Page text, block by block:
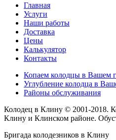
Главная
Услуги
Наши работы
Доставка
Цены
Калькулятор
Контакты
Копаем колодцы в Вашем
Углубление колодца в
Районы обслуживания
Колодец в Клину © 2001-2018.
Клину и Клинском районе.
Бригада колодезников в Клину